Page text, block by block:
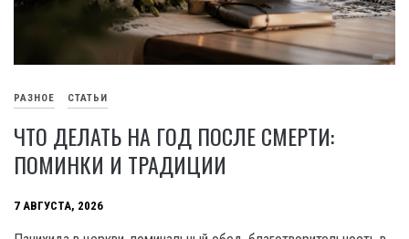
РАЗНОЕ СТАТЬИ
ЧТО ДЕЛАТЬ НА ГОД ПОСЛЕ СМЕРТИ:
ПОМИНКИ И ТРАДИЦИИ
7 АВГУСТА, 2026